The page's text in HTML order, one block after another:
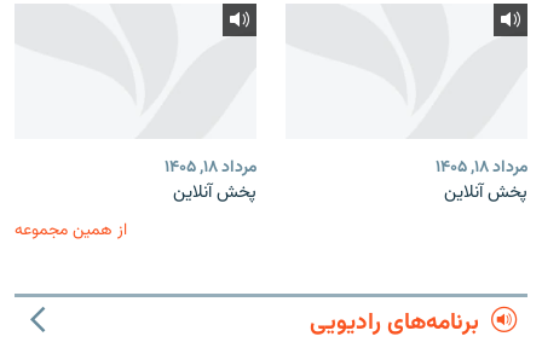
مرداد ۱۸, ۱۴۰۵
پخش آنلاین
مرداد ۱۸, ۱۴۰۵
پخش آنلاین
از همین مجموعه
برنامه‌های رادیویی